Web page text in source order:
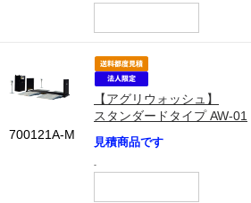
700121A-M
【アグリウォッシュ】
スタンダードタイプ AW-01
見積商品です
-